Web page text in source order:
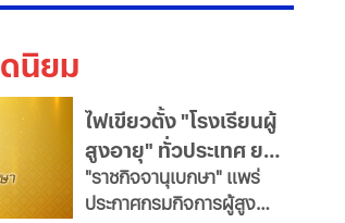
นิยม
ไฟเขียวตั้ง "โรงเรียนผู้
สูงอายุ" ทั่วประเทศ ยก
ระดับคุณภาพชีวิต เช็ก
เงื่อนไข
"ราชกิจจานุเบกษา" แพร่
ประกาศกรมกิจการผู้สูง